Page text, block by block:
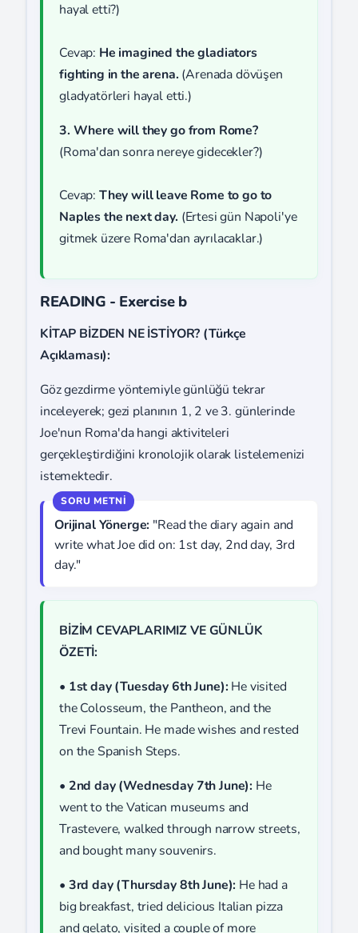
hayal etti?)
Cevap: He imagined the gladiators
fighting in the arena. (Arenada dövüşen
gladyatörleri hayal etti.)
3. Where will they go from Rome?
(Roma'dan sonra nereye gidecekler?)
Cevap: They will leave Rome to go to
Naples the next day. (Ertesi gün Napoli'ye
gitmek üzere Roma'dan ayrılacaklar.)
READING - Exercise b
KİTAP BİZDEN NE İSTİYOR? (Türkçe
Açıklaması):
Göz gezdirme yöntemiyle günlüğü tekrar
inceleyerek; gezi planının 1, 2 ve 3. günlerinde
Joe'nun Roma'da hangi aktiviteleri
gerçekleştirdiğini kronolojik olarak listelemenizi
istemektedir.
Orijinal Yönerge: "Read the diary again and
write what Joe did on: 1st day, 2nd day, 3rd
day."
BİZİM CEVAPLARIMIZ VE GÜNLÜK
ÖZETİ:
• 1st day (Tuesday 6th June): He visited
the Colosseum, the Pantheon, and the
Trevi Fountain. He made wishes and rested
on the Spanish Steps.
• 2nd day (Wednesday 7th June): He
went to the Vatican museums and
Trastevere, walked through narrow streets,
and bought many souvenirs.
• 3rd day (Thursday 8th June): He had a
big breakfast, tried delicious Italian pizza
and gelato, visited a couple of more